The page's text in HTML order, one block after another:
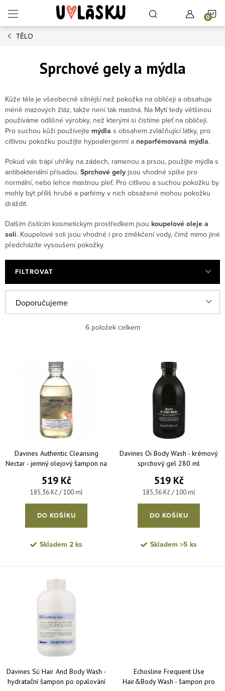
TĚLO
Sprchové gely a mýdla
Kůže těla je všeobecně silnější než pokožka na obličeji a obsahuje
méně mazových žláz, takže není tak mastná. Na Mytí tedy většinou
používáme odlišné výrobky, než kterými si čistíme pleť na obličeji.
Pro suchou kůži používejte mýdla s obsahem zvláčňující látky, pro
citlivou pokožku použijte hypoalergenní a neparfémovaná mýdla.
Pokud vás trápí uhříky na zádech, ramenou a prsou, použijte mýdla s
antibakteriální přísadou. Sprchové gely jsou vhodné spíše pro
normální, nebo lehce mastnou pleť. Pro citlivou a suchou pokožku by
mohly být příliš hrubé a parfémy v nich obsažené mohou pokožku
dráždit.
Dalším čistícím kosmetickým prostředkem jsou koupelové oleje a
soli. Koupelové soli jsou vhodné i pro změkčení vody, čímž mimo jiné
předcházíte vysoušení pokožky.
FILTROVAT
Řazení produktů
Doporučujeme
Nejprodávanější
Abecedně
6položek celkem
Výpis produktů
Davines Authentic Cleansing
Nectar - jemný olejový šampon na
519 Kč
Měrná cena:
185,36 Kč / 100 ml
DO KOŠÍKU
Skladem 2 ks
Davines Oi Body Wash - krémový
sprchový gel 280 ml
519 Kč
Měrná cena:
185,36 Kč / 100 ml
DO KOŠÍKU
Skladem >5 ks
Davines Sú Hair And Body Wash -
hydratační šampon po opalování
Echosline Frequent Use
Hair&Body Wash - šampon pro